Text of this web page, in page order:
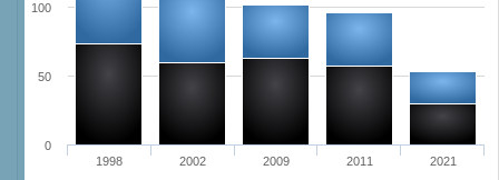
1998 2002 2009 2011 2021
0
50
100